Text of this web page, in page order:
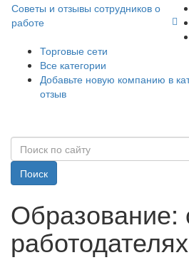
Советы и отзывы сотрудников о
работе
Торговые сети
Все категории
Добавьте новую компанию в
отзыв
Поиск
Образование:
работодателях